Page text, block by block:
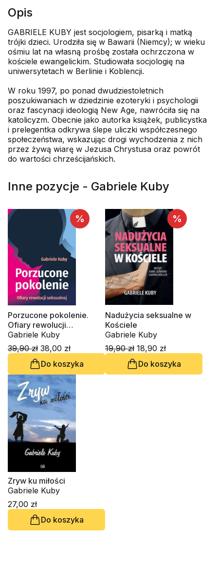
Opis
GABRIELE KUBY jest socjologiem, pisarką i matką
trójki dzieci. Urodziła się w Bawarii (Niemcy); w wieku
ośmiu lat na własną prośbę została ochrzczona w
kościele ewangelickim. Studiowała socjologię na
uniwersytetach w Berlinie i Koblencji.
W roku 1997, po ponad dwudziestoletnich
poszukiwaniach w dziedzinie ezoteryki i psychologii
oraz fascynacji ideologią New Age, nawróciła się na
katolicyzm. Obecnie jako autorka książek, publicystka
i prelegentka odkrywa ślepe uliczki współczesnego
społeczeństwa, wskazując drogi wychodzenia z nich
przez żywą wiarę w Jezusa Chrystusa oraz powrót
do wartości chrześcijańskich.
Inne pozycje - Gabriele Kuby
%
Porzucone pokolenie.
Ofiary rewolucji
seksualnej
Gabriele Kuby
39,90 zł 38,00 zł
Do koszyka
%
Nadużycia seksualne w
Kościele
Gabriele Kuby
19,90 zł 18,90 zł
Do koszyka
Zryw ku miłości
Gabriele Kuby
27,00 zł
Do koszyka